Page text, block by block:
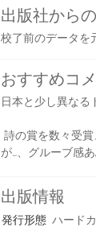
出版社から
校了前のデータを
おすすめコ
日本と少し異なる
詩の賞を数々受
が…、グルーブ感
出版情報
発行形態 ハード